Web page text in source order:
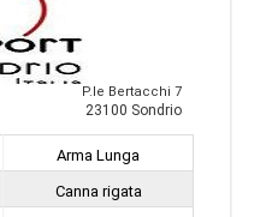
P.le Bertacchi 7
23100 Sondrio
Arma Lunga
Canna rigata